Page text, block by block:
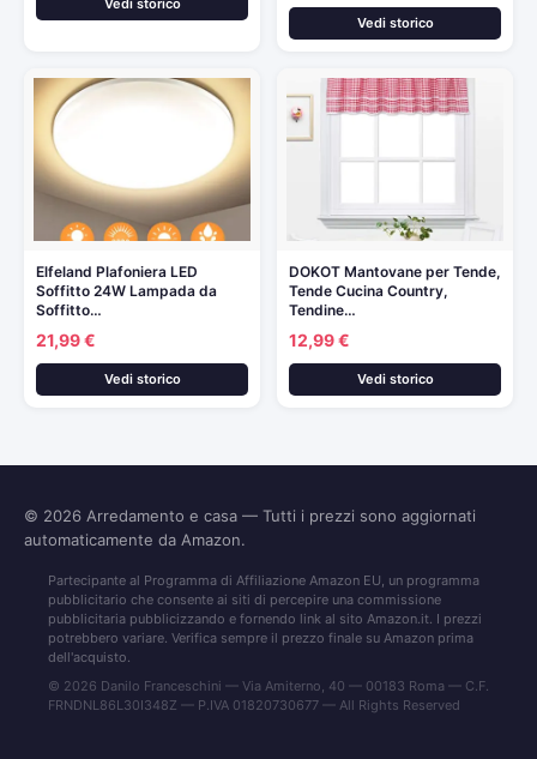
Vedi storico
Elfeland Plafoniera LED
Soffitto 24W Lampada da
Soffitto…
21,99 €
Vedi storico
DOKOT Mantovane per Tende,
Tende Cucina Country,
Tendine…
12,99 €
Vedi storico
© 2026 Arredamento e casa — Tutti i prezzi sono aggiornati
automaticamente da Amazon.
Partecipante al Programma di Affiliazione Amazon EU, un programma
pubblicitario che consente ai siti di percepire una commissione
pubblicitaria pubblicizzando e fornendo link al sito Amazon.it. I prezzi
potrebbero variare. Verifica sempre il prezzo finale su Amazon prima
dell'acquisto.
© 2026 Danilo Franceschini — Via Amiterno, 40 — 00183 Roma — C.F.
FRNDNL86L30I348Z — P.IVA 01820730677 — All Rights Reserved